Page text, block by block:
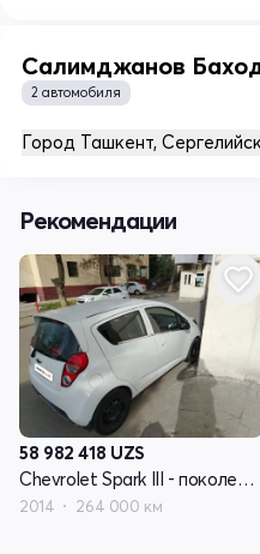
Салимджанов
2 автомобиля
Город Ташкент,
Рекомендации
58 982 418 UZS
Chevrolet Spark III - поколение
2014 264 000 км